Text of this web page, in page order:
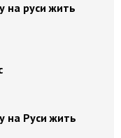
на руси жить
на Руси жить